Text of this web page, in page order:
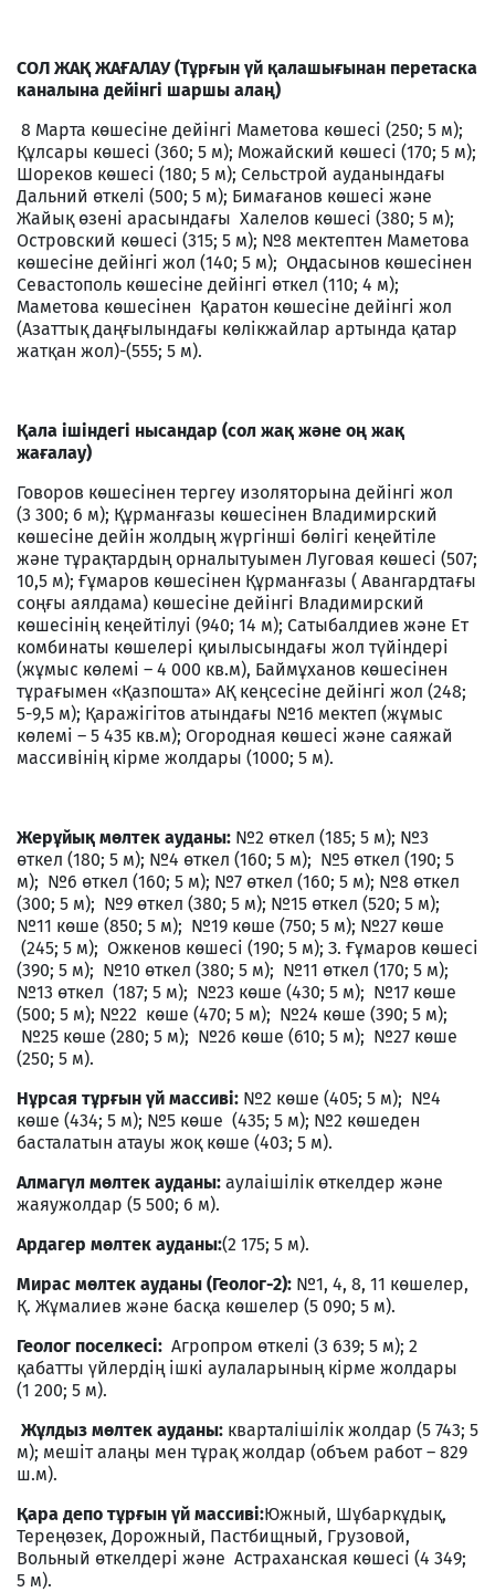
СОЛ ЖАҚ ЖАҒАЛАУ (Тұрғын үй қалашығынан перетаска
каналына дейінгі шаршы алаң)
8 Марта көшесіне дейінгі Маметова көшесі (250; 5 м);
Құлсары көшесі (360; 5 м); Можайский көшесі (170; 5 м);
Шореков көшесі (180; 5 м); Сельстрой ауданындағы
Дальний өткелі (500; 5 м); Бимағанов көшесі және
Жайық өзені арасындағы Халелов көшесі (380; 5 м);
Островский көшесі (315; 5 м); №8 мектептен Маметова
көшесіне дейінгі жол (140; 5 м); Оңдасынов көшесінен
Севастополь көшесіне дейінгі өткел (110; 4 м);
Маметова көшесінен Қаратон көшесіне дейінгі жол
(Азаттық даңғылындағы көлікжайлар артында қатар
жатқан жол)-(555; 5 м).
Қала ішіндегі нысандар (сол жақ және оң жақ
жағалау)
Говоров көшесінен тергеу изоляторына дейінгі жол
(3 300; 6 м); Құрманғазы көшесінен Владимирский
көшесіне дейін жолдың жүргінші бөлігі кеңейтіле
және тұрақтардың орналытуымен Луговая көшесі (507;
10,5 м); Ғұмаров көшесінен Құрманғазы ( Авангардтағы
соңғы аялдама) көшесіне дейінгі Владимирский
көшесінің кеңейтілуі (940; 14 м); Сатыбалдиев және Ет
комбинаты көшелері қиылысындағы жол түйіндері
(жұмыс көлемі – 4 000 кв.м), Баймұханов көшесінен
тұрағымен «Қазпошта» АҚ кеңсесіне дейінгі жол (248;
5-9,5 м); Қаражігітов атындағы №16 мектеп (жұмыс
көлемі – 5 435 кв.м); Огородная көшесі және саяжай
массивінің кірме жолдары (1000; 5 м).
Жерұйық мөлтек ауданы: №2 өткел (185; 5 м); №3
өткел (180; 5 м); №4 өткел (160; 5 м); №5 өткел (190; 5
м); №6 өткел (160; 5 м); №7 өткел (160; 5 м); №8 өткел
(300; 5 м); №9 өткел (380; 5 м); №15 өткел (520; 5 м);
№11 көше (850; 5 м); №19 көше (750; 5 м); №27 көше
(245; 5 м); Ожкенов көшесі (190; 5 м); З. Ғұмаров көшесі
(390; 5 м); №10 өткел (380; 5 м); №11 өткел (170; 5 м);
№13 өткел (187; 5 м); №23 көше (430; 5 м); №17 көше
(500; 5 м); №22 көше (470; 5 м); №24 көше (390; 5 м);
№25 көше (280; 5 м); №26 көше (610; 5 м); №27 көше
(250; 5 м).
Нұрсая тұрғын үй массиві: №2 көше (405; 5 м); №4
көше (434; 5 м); №5 көше (435; 5 м); №2 көшеден
басталатын атауы жоқ көше (403; 5 м).
Алмагүл мөлтек ауданы: аулаішілік өткелдер және
жаяужолдар (5 500; 6 м).
Ардагер мөлтек ауданы:(2 175; 5 м).
Мирас мөлтек ауданы (Геолог-2): №1, 4, 8, 11 көшелер,
Қ. Жұмалиев және басқа көшелер (5 090; 5 м).
Геолог поселкесі: Агропром өткелі (3 639; 5 м); 2
қабатты үйлердің ішкі аулаларының кірме жолдары
(1 200; 5 м).
Жұлдыз мөлтек ауданы: кварталішілік жолдар (5 743; 5
м); мешіт алаңы мен тұрақ жолдар (объем работ – 829
ш.м).
Қара депо тұрғын үй массиві:Южный, Шұбаркұдық,
Тереңөзек, Дорожный, Пастбищный, Грузовой,
Вольный өткелдері және Астраханская көшесі (4 349;
5 м).